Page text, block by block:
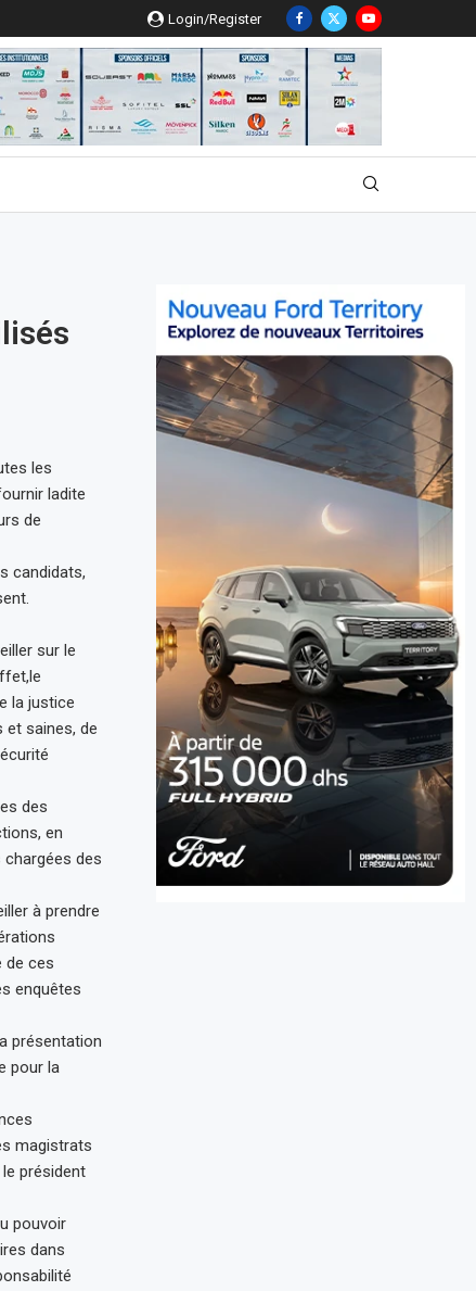
Login/Register
les
ladite
de
candidats,
sur le
la justice
et saines, de
des
en
des
à prendre
de ces
enquêtes
présentation
pour la
magistrats
président
pouvoir
dans